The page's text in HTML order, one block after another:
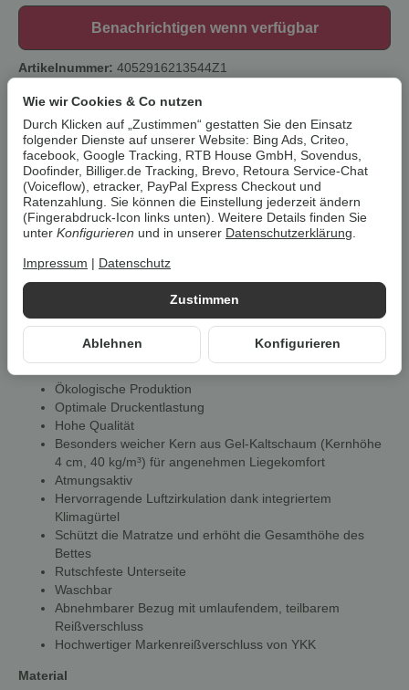
Benachrichtigen wenn verfügbar
Artikelnummer: 4052916213544Z1
Kategorie:Matratzen & Bettwaren
Beschreibung
Um dieUmwelt zu schonen, vermeiden wir aufwendige
Umverpackungen. Wenn immer es möglich ist, versenden wir Ihre
Bestellung im
Originalkarton des Herstellers.
LIVARNO home Gelschaum-
Matratzentopper, 160 x 200 cm
Beschreibung
Ökologische Produktion
Optimale Druckentlastung
Hohe Qualität
Besonders weicher Kern aus Gel-Kaltschaum (Kernhöhe
4 cm, 40 kg/m³) für angenehmen Liegekomfort
Atmungsaktiv
Hervorragende Luftzirkulation dank integriertem
Klimagürtel
Schützt die Matratze und erhöht die Gesamthöhe des
Bettes
Rutschfeste Unterseite
Waschbar
Abnehmbarer Bezug mit umlaufendem, teilbarem
Reißverschluss
Hochwertiger Markenreißverschluss von YKK
Material
Zustimmen
Ablehnen Konfigurieren
Wie wir Cookies & Co nutzen
Durch Klicken auf „Zustimmen“ gestatten Sie den Einsatz
folgender Dienste auf unserer Website: Bing Ads, Criteo,
facebook, Google Tracking, RTB House GmbH, Sovendus,
Doofinder, Billiger.de Tracking, Brevo, Retoura Service-Chat
(Voiceflow), etracker, PayPal Express Checkout und
Ratenzahlung. Sie können die Einstellung jederzeit ändern
(Fingerabdruck-Icon links unten). Weitere Details finden Sie
unter Konfigurieren und in unserer Datenschutzerklärung
Impressum Datenschutz